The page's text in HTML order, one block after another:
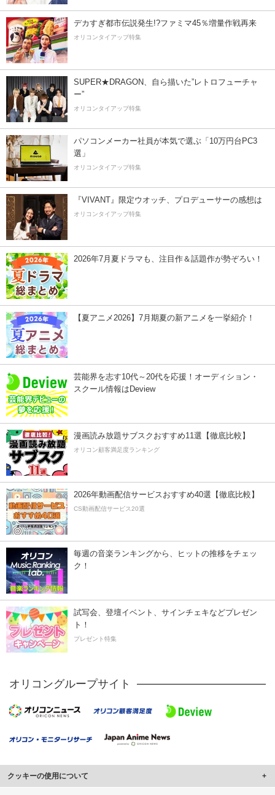
デカすぎ都市伝説発生!?ファミマ45％増量作戦再来
オリコンタイアップ特集
SUPER★DRAGON、自ら描いた”レトロフューチャ
ー”
オリコンタイアップ特集
パソコンメーカー社員が本気で選ぶ「10万円台PC3
選」
オリコンタイアップ特集
『VIVANT』限定ウオッチ、プロデューサーの感想は
オリコンタイアップ特集
2026年7月夏ドラマも、注目作＆話題作が勢ぞろい！
【夏アニメ2026】7月期夏の新アニメを一挙紹介！
芸能界を志す10代～20代を応援！オーディション・
スクール情報はDeview
漫画読み放題サブスクおすすめ11選【徹底比較】
オリコン顧客満足度ランキング
2026年動画配信サービスおすすめ40選【徹底比較】
CS動画配信サービス20選
毎週の音楽ランキングから、ヒットの推移をチェッ
ク！
試写会、登壇イベント、サインチェキなどプレゼン
ト！
プレゼント特集
オリコングループサイト
クッキーの使用について